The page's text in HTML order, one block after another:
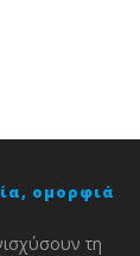
ομορφιά
τη